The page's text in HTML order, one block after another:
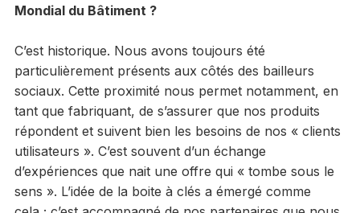
Mondial du Bâtiment ?
C’est historique. Nous avons toujours été
particulièrement présents aux côtés des bailleurs
sociaux. Cette proximité nous permet notamment, en
tant que fabriquant, de s’assurer que nos produits
répondent et suivent bien les besoins de nos « clients
utilisateurs ». C’est souvent d’un échange
d’expériences que nait une offre qui « tombe sous le
sens ». L’idée de la boite à clés a émergé comme